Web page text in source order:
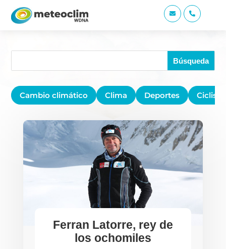
 
Cambio climático Clima Deportes
Ferran Latorre, rey de
los ochomiles